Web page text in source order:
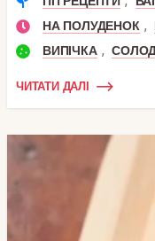
НА ПОЛУДЕНОК ,
ВИПІЧКА ,
ЧИТАТИ ДАЛІ